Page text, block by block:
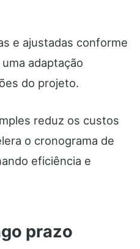
e ajustadas conforme
adaptação
do projeto.
reduz os custos
o cronograma de
eficiência e
prazo